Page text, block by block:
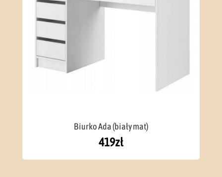
Biurko Ada (biały mat)
419zł